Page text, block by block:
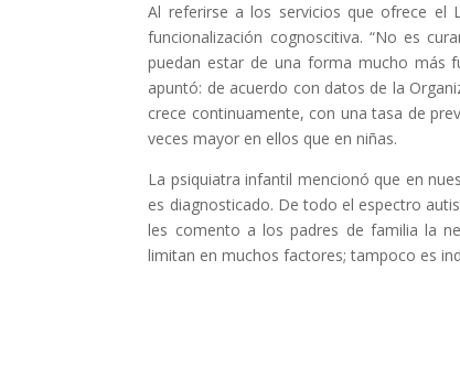
Al referirse a los servicios que ofrece el
funcionalización cognoscitiva. “No es
puedan estar de una forma mucho más
apuntó: de acuerdo con datos de la
crece continuamente, con una tasa de
veces mayor en ellos que en niñas.
La psiquiatra infantil mencionó que en
es diagnosticado. De todo el espectro
les comento a los padres de familia la
limitan en muchos factores; tampoco es